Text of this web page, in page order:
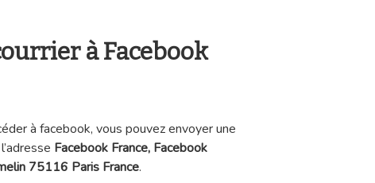
à Facebook
à facebook, vous pouvez envoyer une
Facebook France, Facebook
75116 Paris France.